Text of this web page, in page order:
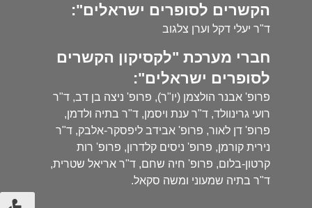
הקשרים לסופרים ישראלים":
ד"ר יעלי דקל וערן צלגוב
חברי מערכת "לקסיקון הקשרים
לסופרים ישראלים":
פרופ' אבנר הולצמן (יו"ר), פרופ' ניצה בן דב, ד"ר
רועי גרינוולד, ד"ר ענת ויסמן, ד"ר בתיה ולדמן,
פרופ' דן לאור, פרופ' אבידב ליפסקר-אלבק, ד"ר
נירית קורמן, פרופ' ניסים קלדרון, פרופ' רות
קרטון-בלום, פרופ' חיה שחם, ד"ר אריאל שטרית,
ד"ר בתיה שמעוני ומשה סקאל.